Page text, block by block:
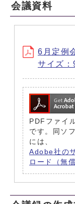
会議資料
6月定例
サイズ
PDFファイ
です。同ソ
には、
Adobe社の
ロード（無